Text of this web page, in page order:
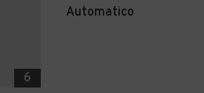
6
Automatico